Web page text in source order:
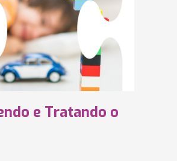
e Tratando o